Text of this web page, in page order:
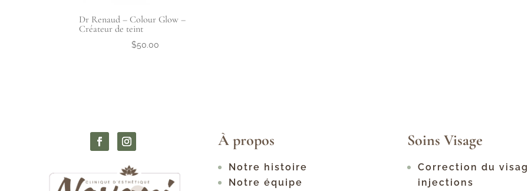
Dr Renaud – Colour Glow –
Créateur de teint
$50.00
À propos
Notre histoire
Notre équipe
Soins Visage
Correction du
injections